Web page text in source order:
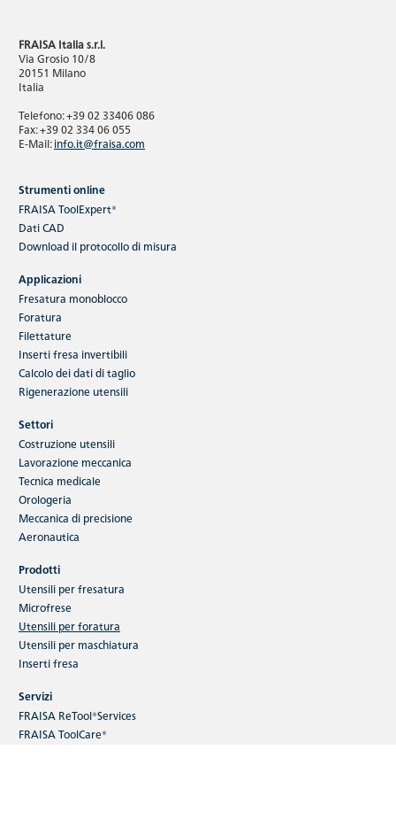
FRAISA Italia s.r.l.
Via Grosio 10/8
20151 Milano
Italia
Telefono: +39 02 33406 086
Fax: +39 02 334 06 055
E-Mail:info.it@fraisa.com
Strumenti online
FRAISA ToolExpert®
Dati CAD
Download il protocollo di misura
Applicazioni
Fresatura monoblocco
Foratura
Filettature
Inserti fresa invertibili
Calcolo dei dati di taglio
Rigenerazione utensili
Settori
Costruzione utensili
Lavorazione meccanica
Tecnica medicale
Orologeria
Meccanica di precisione
Aeronautica
Prodotti
Utensili per fresatura
Microfrese
Utensili per foratura
Utensili per maschiatura
Inserti fresa
Servizi
FRAISA ReTool®Services
FRAISA ToolCare®